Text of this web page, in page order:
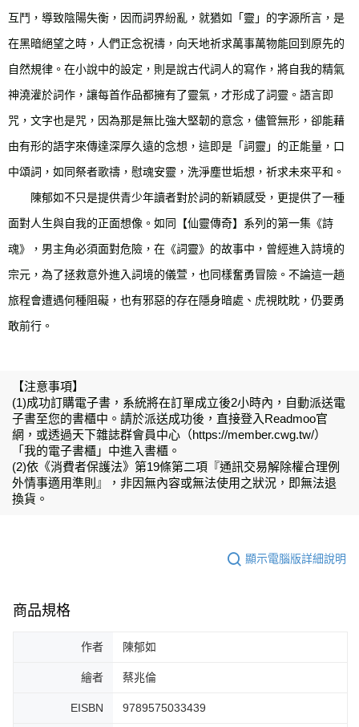
互鬥，導致陰陽失衡，因而詞界紛亂，就猶如「靈」的字源所言，是
在黑暗絕望之時，人們正念祝禱，向天地祈求萬事萬物能回到原先的
自然規律。在小說中的設定，則是說古代詞人的寫作，將自我的精氣
神澆灌於詞作，讓每首作品都擁有了靈氣，才形成了詞靈。語言即
咒，文字也是咒，因為那是無比強大堅韌的意念，儘管無形，卻能藉
由有形的語字來傳達深厚久遠的念想，這即是「詞靈」的正能量，口
中頌詞，如同祭者歌禱，慰魂安靈，洗淨塵世垢想，祈求未來平和。
陳郁如不只是提供青少年讀者對於詞的新穎感受，更提供了一種
面對人生與自我的正面想像。如同【仙靈傳奇】系列的第一集《詩
魂》，男主角必須面對危險，在《詞靈》的故事中，曾經進入詩境的
宗元，為了拯救意外進入詞境的儀萱，也同樣奮勇冒險。不論這一趟
旅程會遭遇何種阻礙，也有邪惡的存在隱身暗處、虎視眈眈，仍要勇
敢前行。
【注意事項】
(1)成功訂購電子書，系統將在訂單成立後2小時內，自動派送電
子書至您的書櫃中。請於派送成功後，直接登入Readmoo官
網，或透過天下雜誌群會員中心（https://member.cwg.tw/）
「我的電子書櫃」中進入書櫃。
(2)依《消費者保護法》第19條第二項『通訊交易解除權合理例
外情事適用準則』，非因無內容或無法使用之狀況，即無法退
換貨。
顯示電腦版詳細說明
商品規格
作者 陳郁如
繪者 蔡兆倫
EISBN 9789575033439